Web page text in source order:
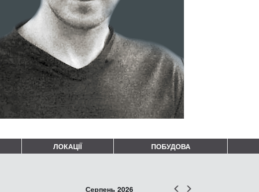
ЛОКАЦІЇ ПОБУДОВА
Попер
Серпень 2026